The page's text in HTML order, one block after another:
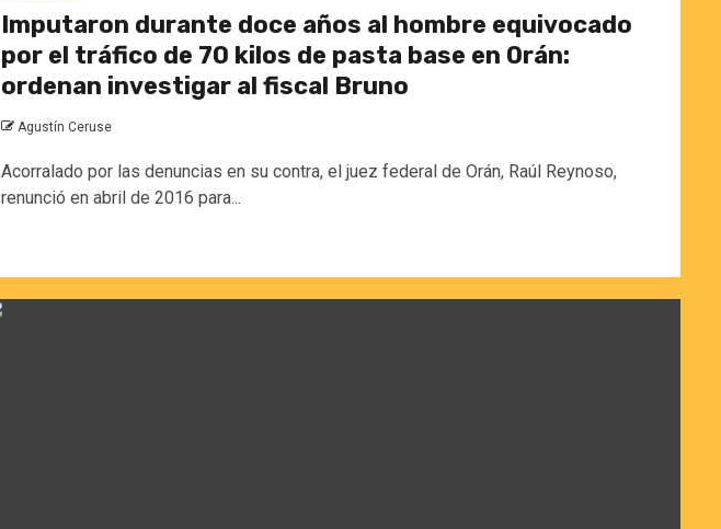
Imputaron durante doce años al hombre equivocado
por el tráfico de 70 kilos de pasta base en Orán:
ordenan investigar al fiscal Bruno
Agustín Ceruse
Acorralado por las denuncias en su contra, el juez federal de Orán, Raúl Reynoso,
renunció en abril de 2016 para...